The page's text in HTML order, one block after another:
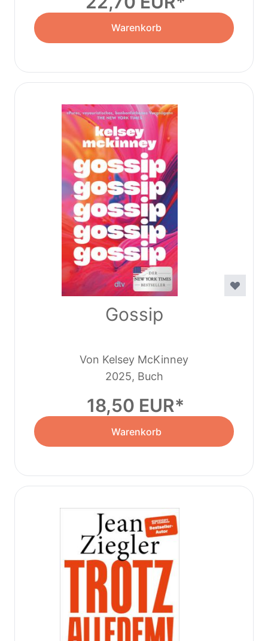
Warenkorb
Gossip
Von Kelsey McKinney
2025, Buch
18,50 EUR
Warenkorb